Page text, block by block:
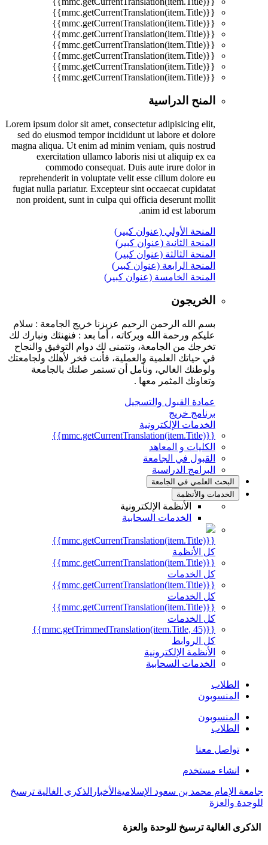
{{mmc.getCurrentTranslation(item.Title)}}
{{mmc.getCurrentTranslation(item.Title)}}
{{mmc.getCurrentTranslation(item.Title)}}
{{mmc.getCurrentTranslation(item.Title)}}
{{mmc.getCurrentTranslation(item.Title)}}
{{mmc.getCurrentTranslation(item.Title)}}
{{mmc.getCurrentTranslation(item.Title)}}
المنح الدراسية
Lorem ipsum dolor sit amet, consectetur adipisicing elit,
sed do eiusmod tempor incididunt ut labore et dolore
magna aliqua. Ut enim ad minim veniam, quis nostrud
exercitation ullamco laboris nisi ut aliquip ex ea
commodo consequat. Duis aute irure dolor in
reprehenderit in voluptate velit esse cillum dolore eu
fugiat nulla pariatur. Excepteur sint occaecat cupidatat
non proident, sunt in culpa qui officia deserunt mollit
anim id est laborum.
المنحة الأولي (عنوان كبير)
المنحة الثانية (عنوان كبير)
المنحة الثالثة (عنوان كبير)
المنحة الرابعة (عنوان كبير)
المنحة الخامسة (عنوان كبير)
الخريجون
بسم الله الرحمن الرحيم عزيزنا خريج الجامعة : سلام
عليكم ورحمة الله وبركاته ، أما بعد : فنهنئك ونبارك لك
تخرجك من الجامعة، ونتمنى لك دوام التوفيق والنجاح
في حياتك العلمية والعملية، فأنت فخر لأهلك ولجامعتك
ولوطنك الغالي، ونأمل أن تستمر صلتك بالجامعة
وتعاونك المثمر معها .
عمادة القبول والتسجيل
برنامج خريج
الخدمات الإلكترونية
{{mmc.getCurrentTranslation(item.Title)}}
الكليات و المعاهد
القبول في الجامعة
البرامج الدراسية
البحث العلمي في الجامعة
الخدمات والأنظمة
الأنظمة الإلكترونية
الخدمات السحابية
{{mmc.getCurrentTranslation(item.Title)}}
كل الأنظمة
{{mmc.getCurrentTranslation(item.Title)}}
كل الخدمات
{{mmc.getCurrentTranslation(item.Title)}}
كل الخدمات
{{mmc.getCurrentTranslation(item.Title)}}
كل الخدمات
{{mmc.getTrimmedTranslation(item.Title, 45)}}
كل الروابط
الأنظمة الإلكترونية
الخدمات السحابية
الطلاب
المنسوبون
المنسوبون
الطلاب
تواصل معنا
انشاء مستخدم
جامعة الإمام محمد بن سعود الإسلامية الأخبار الذكرى الغالية ترسيخ
للوحدة والعزة
الذكرى الغالية ترسيخ للوحدة والعزة